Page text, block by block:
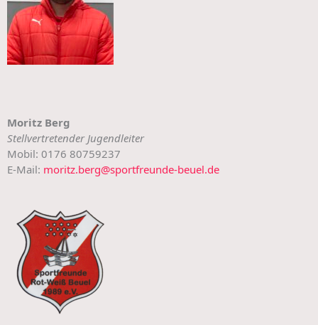
Moritz Berg
Stellvertretender Jugendleiter
Mobil: 0176 80759237
E-Mail: moritz.berg@sportfreunde-beuel.de